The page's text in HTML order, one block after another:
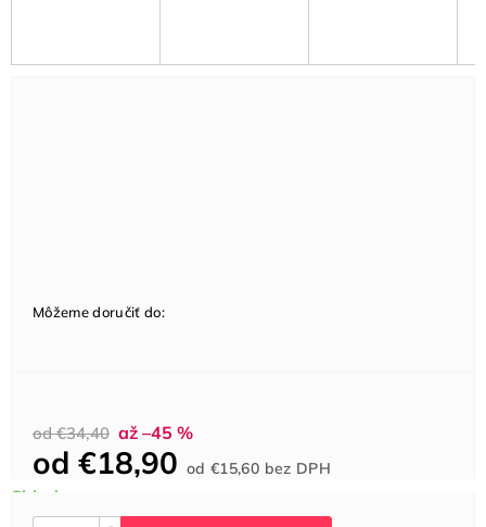
od €34,40 až –45 %
od €18,90 od€15,60 bez DPHcena:
Môžeme doručiť do: